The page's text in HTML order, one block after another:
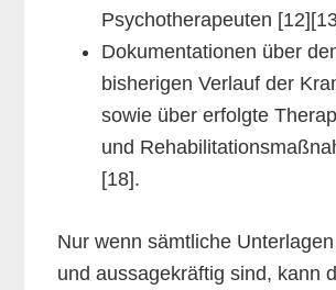
Psychotherapeuten
Dokumentationen über
bisherigen Verlauf der
sowie über erfolgte
und
[18].
Nur wenn sämtliche
und aussagekräftig sind, kann